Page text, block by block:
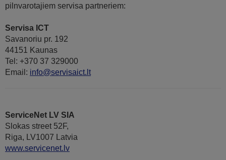
pilnvarotajiem servisa partneriem:
Servisa ICT
Savanoriu pr. 192
44151 Kaunas
Tel: +370 37 329000
Email: info@servisaict.lt
ServiceNet LV SIA
Slokas street 52F,
Riga, LV1007 Latvia
www.servicenet.lv